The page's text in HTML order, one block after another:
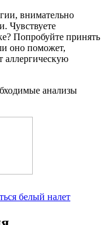
внимательно
Чувствуете
Попробуйте принять
оно поможет,
аллергическую
анализы
белый налет